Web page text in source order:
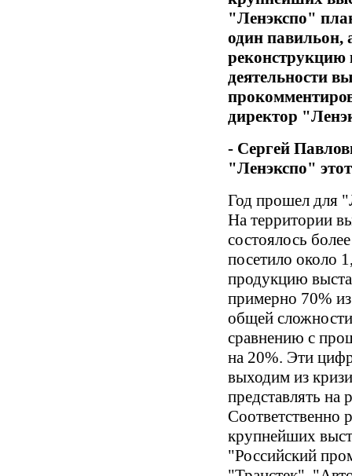
"Ленэкспо"
один павильон,
реконструкцию
деятельности
директор
- Сергей
"Ленэкспо"
Год прошел для
На территории
состоялось
посетило около
продукцию
примерно 70%
общей
сравнению с
на 20%. Эти
выходим из
представлять
Соответственно
крупнейших
"Российский